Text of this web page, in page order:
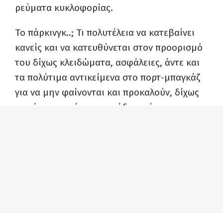
ρεύματα κυκλοφορίας.
Το πάρκινγκ..; Τι πολυτέλεια να κατεβαίνει
κανείς και να κατευθύνεται στον προορισμό
του δίχως κλειδώματα, ασφάλειες, άντε και
τα πολύτιμα αντικείμενα στο πορτ-μπαγκάζ
για να μην φαίνονται και προκαλούν, δίχως
την έγνοια πού να το αράξει πού να το